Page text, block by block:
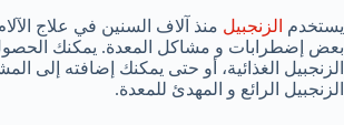
يستخدم الزنجبيل منذ آلاف السنين في علاج
بعض إضطرابات و مشاكل المعدة. يمكنك
الزنجبيل الغذائية، أو حتى يمكنك إضافته
الزنجبيل الرائع و المهدئ للمعدة.